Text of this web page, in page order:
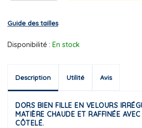
Guide des tailles
Disponibilité : En stock
Description Utilité Avis
DORS BIEN FILLE EN VELOURS
MATIÈRE CHAUDE ET RAFFINÉE
CÔTELÉ.